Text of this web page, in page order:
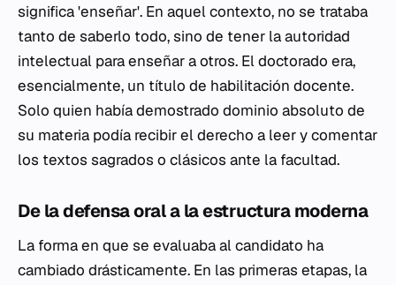
significa 'enseñar'. En aquel contexto, no se trataba
tanto de saberlo todo, sino de tener la autoridad
intelectual para enseñar a otros. El doctorado era,
esencialmente, un título de habilitación docente.
Solo quien había demostrado dominio absoluto de
su materia podía recibir el derecho a leer y comentar
los textos sagrados o clásicos ante la facultad.
De la defensa oral a la estructura moderna
La forma en que se evaluaba al candidato ha
cambiado drásticamente. En las primeras etapas, la